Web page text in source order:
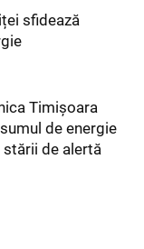
sfidează
Timișoara
de energie
de alertă